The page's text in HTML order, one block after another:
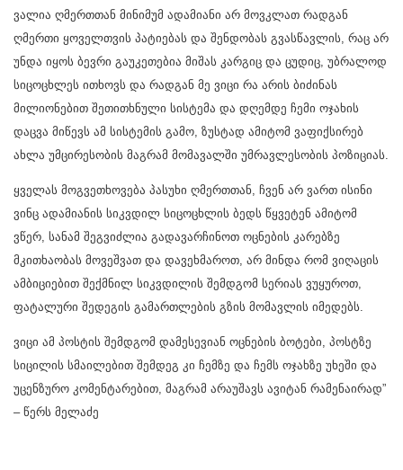
ვალია ღმერთთან მინიმუმ ადამიანი არ მოვკლათ რადგან
ღმერთი ყოველთვის პატიებას და შენდობას გვასწავლის, რაც არ
უნდა იყოს ბევრი გაუკეთებია მიშას კარგიც და ცუდიც, უბრალოდ
სიცოცხლეს ითხოვს და რადგან მე ვიცი რა არის ბიძინას
მილიონებით შეთითხნული სისტემა და დღემდე ჩემი ოჯახის
დაცვა მიწევს ამ სისტემის გამო, ზუსტად ამიტომ ვაფიქსირებ
ახლა უმცირესობის მაგრამ მომავალში უმრავლესობის პოზიციას.
ყველას მოგვეთხოვება პასუხი ღმერთთან, ჩვენ არ ვართ ისინი
ვინც ადამიანის სიკვდილ სიცოცხლის ბედს წყვეტენ ამიტომ
ვწერ, სანამ შეგვიძლია გადავარჩინოთ ოცნების კარებზე
მკითხაობას მოვეშვათ და დავეხმაროთ, არ მინდა რომ ვიღაცის
ამბიციებით შექმნილ სიკვდილის შემდგომ სერიას ვუყუროთ,
ფატალური შედეგის გამართლების გზის მომავლის იმედებს.
ვიცი ამ პოსტის შემდგომ დამესევიან ოცნების ბოტები, პოსტზე
სიცილის სმაილებით შემდეგ კი ჩემზე და ჩემს ოჯახზე უხეში და
უცენზურო კომენტარებით, მაგრამ არაუშავს ავიტან რამენაირად”
– წერს მელაძე